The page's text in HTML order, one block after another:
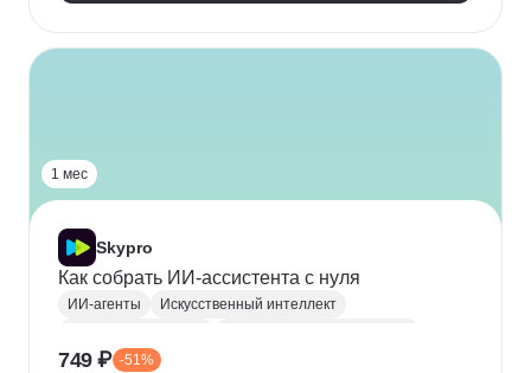
1 мес
Skypro
Как собрать ИИ-ассистента с нуля
ИИ-агенты
Искусственный интеллект
Нейронные сети
749 ₽ -51%